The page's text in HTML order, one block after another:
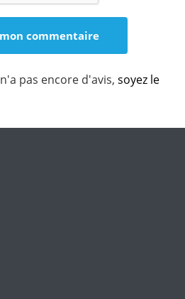
n'a pas encore d'avis, soyez le